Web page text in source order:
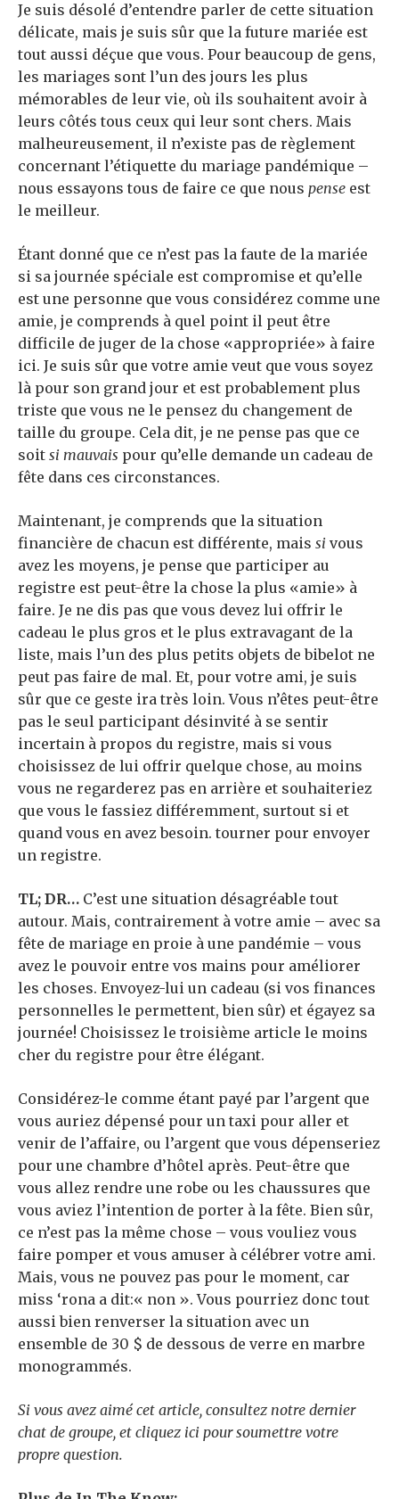
Je suis désolé d’entendre parler de cette situation
délicate, mais je suis sûr que la future mariée est
tout aussi déçue que vous. Pour beaucoup de gens,
les mariages sont l’un des jours les plus
mémorables de leur vie, où ils souhaitent avoir à
leurs côtés tous ceux qui leur sont chers. Mais
malheureusement, il n’existe pas de règlement
concernant l’étiquette du mariage pandémique –
nous essayons tous de faire ce que nous pense est
le meilleur.
Étant donné que ce n’est pas la faute de la mariée
si sa journée spéciale est compromise et qu’elle
est une personne que vous considérez comme une
amie, je comprends à quel point il peut être
difficile de juger de la chose «appropriée» à faire
ici. Je suis sûr que votre amie veut que vous soyez
là pour son grand jour et est probablement plus
triste que vous ne le pensez du changement de
taille du groupe. Cela dit, je ne pense pas que ce
soit si mauvais pour qu’elle demande un cadeau de
fête dans ces circonstances.
Maintenant, je comprends que la situation
financière de chacun est différente, mais si vous
avez les moyens, je pense que participer au
registre est peut-être la chose la plus «amie» à
faire. Je ne dis pas que vous devez lui offrir le
cadeau le plus gros et le plus extravagant de la
liste, mais l’un des plus petits objets de bibelot ne
peut pas faire de mal. Et, pour votre ami, je suis
sûr que ce geste ira très loin. Vous n’êtes peut-être
pas le seul participant désinvité à se sentir
incertain à propos du registre, mais si vous
choisissez de lui offrir quelque chose, au moins
vous ne regarderez pas en arrière et souhaiteriez
que vous le fassiez différemment, surtout si et
quand vous en avez besoin. tourner pour envoyer
un registre.
TL; DR… C’est une situation désagréable tout
autour. Mais, contrairement à votre amie – avec sa
fête de mariage en proie à une pandémie – vous
avez le pouvoir entre vos mains pour améliorer
les choses. Envoyez-lui un cadeau (si vos finances
personnelles le permettent, bien sûr) et égayez sa
journée! Choisissez le troisième article le moins
cher du registre pour être élégant.
Considérez-le comme étant payé par l’argent que
vous auriez dépensé pour un taxi pour aller et
venir de l’affaire, ou l’argent que vous dépenseriez
pour une chambre d’hôtel après. Peut-être que
vous allez rendre une robe ou les chaussures que
vous aviez l’intention de porter à la fête. Bien sûr,
ce n’est pas la même chose – vous vouliez vous
faire pomper et vous amuser à célébrer votre ami.
Mais, vous ne pouvez pas pour le moment, car
miss ‘rona a dit:« non ». Vous pourriez donc tout
aussi bien renverser la situation avec un
ensemble de 30 $ de dessous de verre en marbre
monogrammés.
Si vous avez aimé cet article, consultez notre dernier
chat de groupe, et cliquez ici pour soumettre votre
propre question.